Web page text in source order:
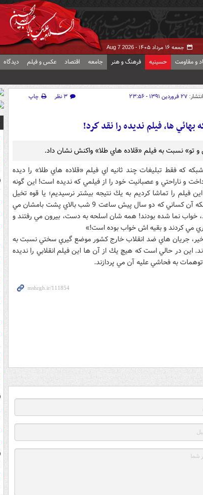
جمعه ۱۶ مرداد ۱۴۰۵ - Aug 7 2026
و مقاومت حسینیه فرهنگ و هنر جامعه اقتصاد عکس و فیلم دیدگاه
۲۷ فروردین ۱۳۹۱ - ۲۳:۵۶ ۳ نظر
چاپ
بهائي ها، فيلم نديده را نقد كرد!
تو» نسبت به فيلم «قلاده هاي طلا» واكنش نشان داد.
كه فقط تبليغات چند ثانيه اي فيلم «قلاده هاي طلا» را ديده
و ناراحتي و عصبانيت خود را از فيلمي كه نديده است! اين گونه
فيلم را تماشا كرديم به يك نتيجه بيشتر نرسيديم؛ يا قوه تخيل
نويسنده خيلي بالا بوده و يا اينكه آن كساني كه دو سال پيش ساعت 9 شب بالاي پشت بامشان مي
خواب نما شده بودند! همه شان اسلحه به دست، بيرون مي رفتند و
مي كردند و بقيه اش خواب بوده است!»
جريان هاي ضد انقلاب خارج كشور موضع گيري سختي نسبت به
اين در حالي است كه هيچ يك از آن ها اين فيلم انقلابي را نديده
به فحاشي عليه آن مي پردازند.